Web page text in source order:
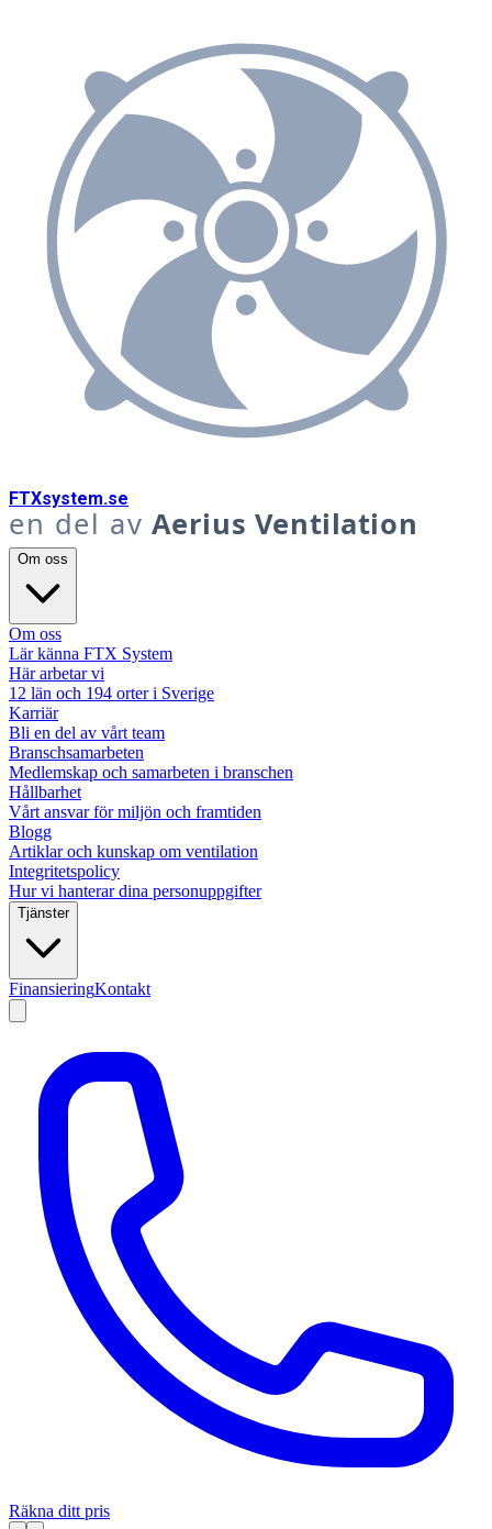
FTXsystem.se
en del av Aerius Ventilation
Om oss
Om oss
Lär känna FTX System
Här arbetar vi
12 län och 194 orter i Sverige
Karriär
Bli en del av vårt team
Branschsamarbeten
Medlemskap och samarbeten i branschen
Hållbarhet
Vårt ansvar för miljön och framtiden
Blogg
Artiklar och kunskap om ventilation
Integritetspolicy
Hur vi hanterar dina personuppgifter
Tjänster
FinansieringKontakt
Räkna ditt pris